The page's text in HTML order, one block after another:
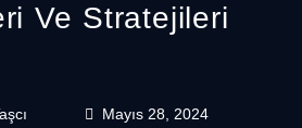
Ve Stratejileri
Mayıs 28, 2024